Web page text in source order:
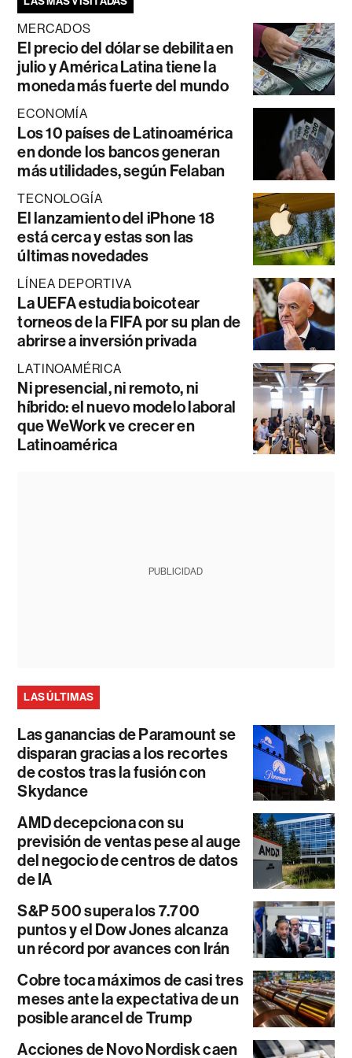
MERCADOS
El precio del dólar se debilita en
julio y América Latina tiene la
moneda más fuerte del mundo
ECONOMÍA
Los 10 países de Latinoamérica
en donde los bancos generan
más utilidades, según Felaban
TECNOLOGÍA
El lanzamiento del iPhone 18
está cerca y estas son las
últimas novedades
LÍNEA DEPORTIVA
La UEFA estudia boicotear
torneos de la FIFA por su plan de
abrirse a inversión privada
LATINOAMÉRICA
Ni presencial, ni remoto, ni
híbrido: el nuevo modelo laboral
que WeWork ve crecer en
Latinoamérica
PUBLICIDAD
LAS ÚLTIMAS
Las ganancias de Paramount se
disparan gracias a los recortes
de costos tras la fusión con
Skydance
AMD decepciona con su
previsión de ventas pese al auge
del negocio de centros de datos
de IA
S&P 500 supera los 7.700
puntos y el Dow Jones alcanza
un récord por avances con Irán
Cobre toca máximos de casi tres
meses ante la expectativa de un
posible arancel de Trump
Acciones de Novo Nordisk caen